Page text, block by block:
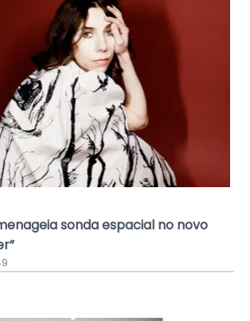
sonda espacial no novo